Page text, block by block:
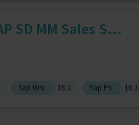
SD MM Sales S...
Sap Mm 18 J. Sap Ps 18 J.